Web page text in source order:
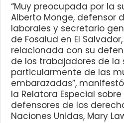
“Muy preocupada por la
Alberto Monge, defensor
laborales y secretario
de Fosalud en El
relacionada con su
de los trabajadores de la
particularmente de las
embarazadas”,
la Relatora Especial
defensores de los
Naciones Unidas, Mary